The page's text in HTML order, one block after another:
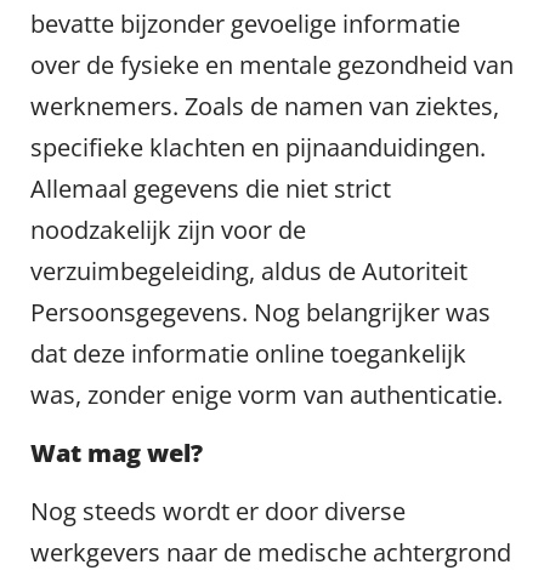
bevatte bijzonder gevoelige informatie
over de fysieke en mentale gezondheid van
werknemers. Zoals de namen van ziektes,
specifieke klachten en pijnaanduidingen.
Allemaal gegevens die niet strict
noodzakelijk zijn voor de
verzuimbegeleiding, aldus de Autoriteit
Persoonsgegevens. Nog belangrijker was
dat deze informatie online toegankelijk
was, zonder enige vorm van authenticatie.
Wat mag wel?
Nog steeds wordt er door diverse
werkgevers naar de medische achtergrond